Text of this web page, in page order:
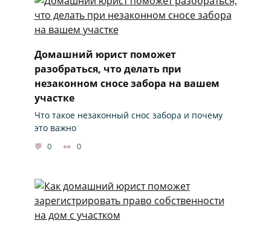
Домашний юрист поможет
разобраться, что делать при
незаконном сносе забора на вашем
участке
Что такое незаконный снос забора и почему
это важно
0 0